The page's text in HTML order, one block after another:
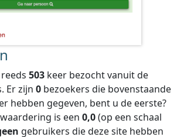
503 keer bezocht vanuit de
Er zijn 0 bezoekers die bovenstaande
hebben gegeven, bent u de eerste?
is een 0,0(op een schaal
gebruikers die deze site hebben